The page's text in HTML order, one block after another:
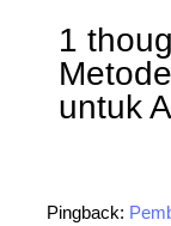
1
untuk
Pingback: